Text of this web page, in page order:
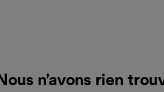
Nous n’avons rien